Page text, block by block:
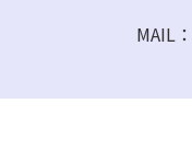
MAIL：